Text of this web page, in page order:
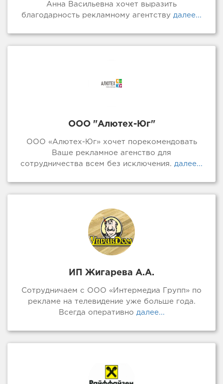
Анна Васильевна хочет выразить
благодарность рекламному агентству далее...
ООО "Алютех-Юг"
ООО «Алютех-Юг» хочет порекомендовать
Ваше рекламное агенство для
сотрудничества всем без исключения. далее...
ИП Жигарева А.А.
Сотрудничаем с ООО «Интермедиа Групп» по
рекламе на телевидение уже больше года.
Всегда оперативно далее...